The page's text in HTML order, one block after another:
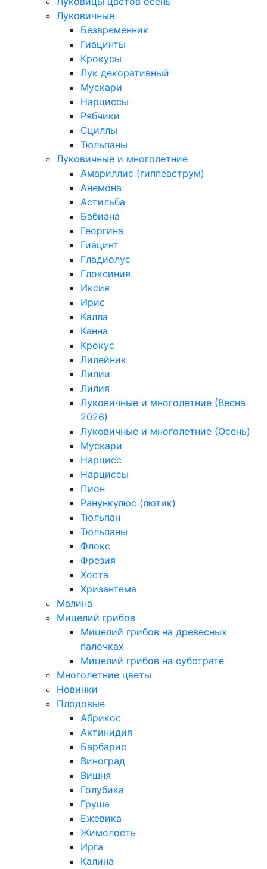
Луковичные
Безвременник
Гиацинты
Крокусы
Лук декоративный
Мускари
Нарциссы
Рябчики
Сциллы
Тюльпаны
Луковичные и многолетние
Амариллис (гиппеаструм)
Анемона
Астильба
Бабиана
Георгина
Гиацинт
Гладиолус
Глоксиния
Иксия
Ирис
Калла
Канна
Крокус
Лилейник
Лилии
Лилия
Луковичные и многолетние (Весна
2026)
Луковичные и многолетние (Осень)
Мускари
Нарцисс
Нарциссы
Пион
Ранункулюс (лютик)
Тюльпан
Тюльпаны
Флокс
Фрезия
Хоста
Хризантема
Малина
Мицелий грибов
Мицелий грибов на древесных
палочках
Мицелий грибов на субстрате
Многолетние цветы
Новинки
Плодовые
Абрикос
Актинидия
Барбарис
Виноград
Вишня
Голубика
Груша
Ежевика
Жимолость
Ирга
Калина